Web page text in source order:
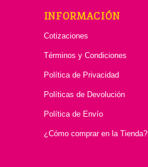
INFORMACIÓN
Cotizaciones
Términos y Condiciones
Política de Privacidad
Políticas de Devolución
Política de Envío
¿Cómo comprar en la Tienda?